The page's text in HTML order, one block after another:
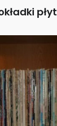
płyt